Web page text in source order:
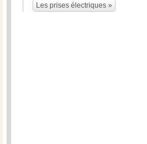
Les prises électriques »